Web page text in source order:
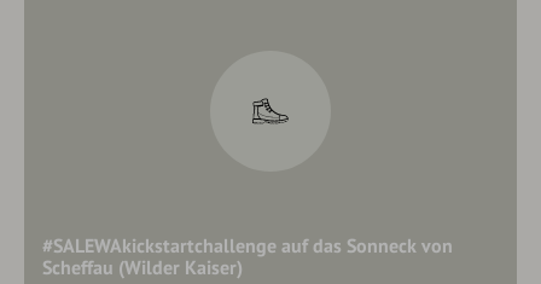
#SALEWAkickstartchallenge auf das Sonneck von
Scheffau (Wilder Kaiser)